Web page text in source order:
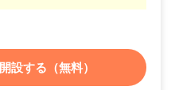
設する（無料）